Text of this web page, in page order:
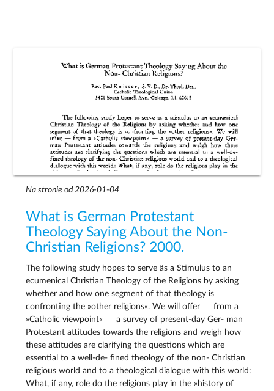
Na stronie od 2026-01-04
What is German Protestant
Theology Saying About the Non-
Christian Religions? 2000.
The following study hopes to serve äs a Stimulus to an
ecumenical Christian Theology of the Religions by asking
whether and how one segment of that theology is
confronting the »other religions«. We will offer — from a
»Catholic viewpoint« — a survey of present-day Ger- man
Protestant attitudes towards the religions and weigh how
these attitudes are clarifying the questions which are
essential to a well-de- fined theology of the non- Christian
religious world and to a theological dialogue with this world:
What, if any, role do the religions play in the »history of